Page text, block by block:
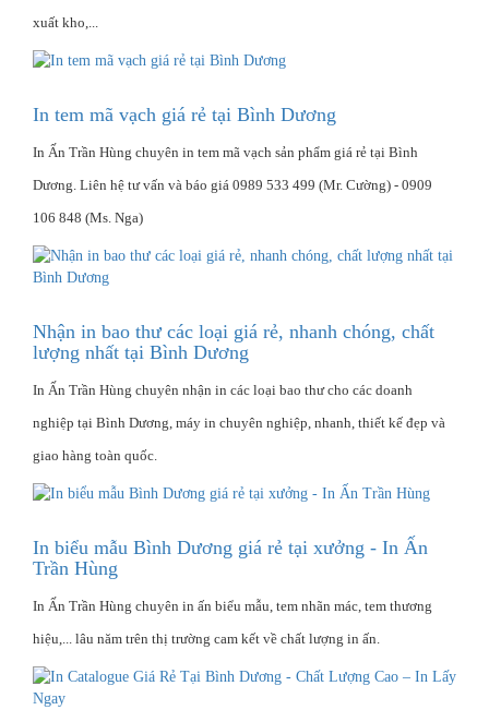
xuất kho,...
In tem mã vạch giá rẻ tại Bình Dương
In Ấn Trần Hùng chuyên in tem mã vạch sản phẩm giá rẻ tại Bình
Dương. Liên hệ tư vấn và báo giá 0989 533 499 (Mr. Cường) - 0909
106 848 (Ms. Nga)
Nhận in bao thư các loại giá rẻ, nhanh chóng, chất
lượng nhất tại Bình Dương
In Ấn Trần Hùng chuyên nhận in các loại bao thư cho các doanh
nghiệp tại Bình Dương, máy in chuyên nghiệp, nhanh, thiết kế đẹp và
giao hàng toàn quốc.
In biểu mẫu Bình Dương giá rẻ tại xưởng - In Ấn
Trần Hùng
In Ấn Trần Hùng chuyên in ấn biểu mẫu, tem nhãn mác, tem thương
hiệu,... lâu năm trên thị trường cam kết về chất lượng in ấn.